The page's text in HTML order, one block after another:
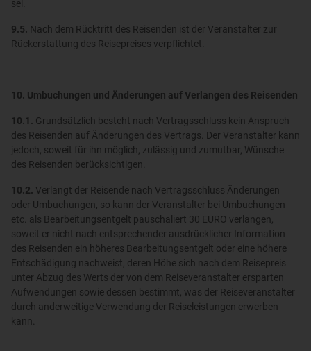
sei.
9.5. Nach dem Rücktritt des Reisenden ist der Veranstalter zur
Rückerstattung des Reisepreises verpflichtet.
10. Umbuchungen und Änderungen auf Verlangen des Reisenden
10.1. Grundsätzlich besteht nach Vertragsschluss kein Anspruch
des Reisenden auf Änderungen des Vertrags. Der Veranstalter kann
jedoch, soweit für ihn möglich, zulässig und zumutbar, Wünsche
des Reisenden berücksichtigen.
10.2. Verlangt der Reisende nach Vertragsschluss Änderungen
oder Umbuchungen, so kann der Veranstalter bei Umbuchungen
etc. als Bearbeitungsentgelt pauschaliert 30 EURO verlangen,
soweit er nicht nach entsprechender ausdrücklicher Information
des Reisenden ein höheres Bearbeitungsentgelt oder eine höhere
Entschädigung nachweist, deren Höhe sich nach dem Reisepreis
unter Abzug des Werts der von dem Reiseveranstalter ersparten
Aufwendungen sowie dessen bestimmt, was der Reiseveranstalter
durch anderweitige Verwendung der Reiseleistungen erwerben
kann.